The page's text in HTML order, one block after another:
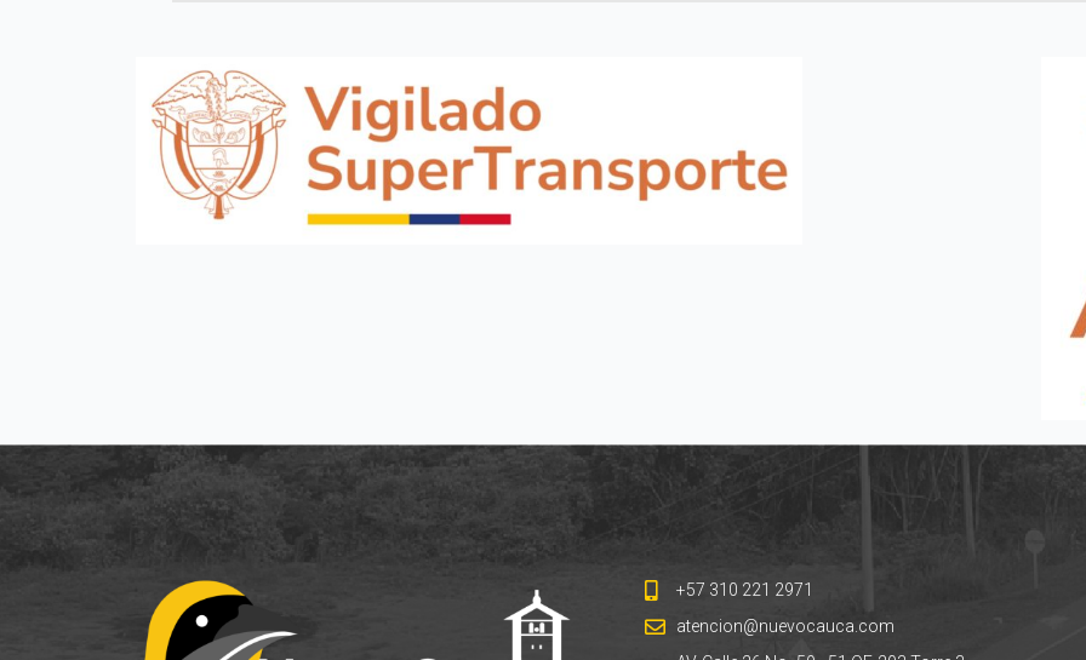
+57 310 221 2971
atencion@nuevocauca.com